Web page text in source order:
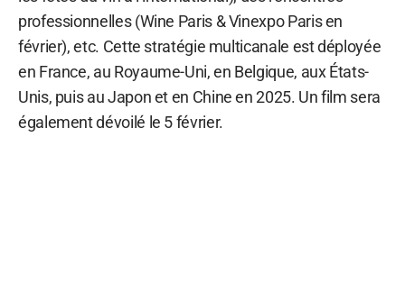
professionnelles (Wine Paris & Vinexpo Paris en
février), etc. Cette stratégie multicanale est déployée
en France, au Royaume-Uni, en Belgique, aux États-
Unis, puis au Japon et en Chine en 2025. Un film sera
également dévoilé le 5 février.